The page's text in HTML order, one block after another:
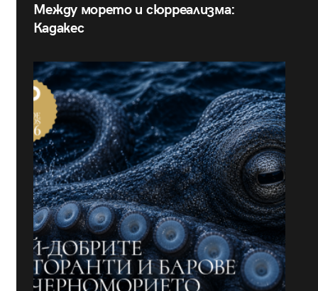
Между морето и сюрреализма:
Кадакес